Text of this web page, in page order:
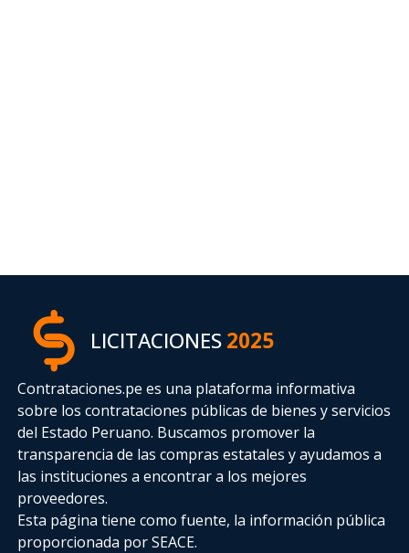
LICITACIONES2025
Contrataciones.pe es una plataforma informativa
sobre los contrataciones públicas de bienes y servicios
del Estado Peruano. Buscamos promover la
transparencia de las compras estatalesy ayudamos a
las instituciones a encontrar a los mejores
proveedores.
Esta página tiene como fuente, la información pública
proporcionada por SEACE.